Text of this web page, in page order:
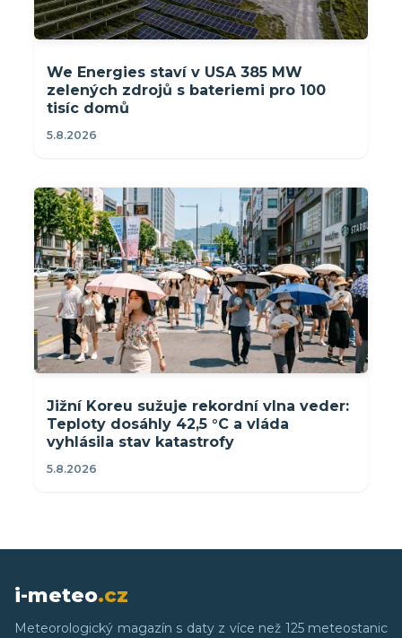
We Energies staví v USA 385 MW
zelených zdrojů s bateriemi pro 100
tisíc domů
5.8.2026
Jižní Koreu sužuje rekordní vlna veder:
Teploty dosáhly 42,5 °C a vláda
vyhlásila stav katastrofy
5.8.2026
i-meteo.cz
Meteorologický magazín s daty z více než 125 meteostanic